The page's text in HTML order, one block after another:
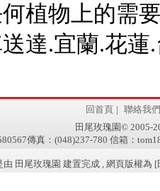
植物上的需
達.宜蘭.花蓮
回首頁 | 聯絡我們
田尾玫瑰園© 2005-
傳真：(048)237-780 信箱：
由 田尾玫瑰園 建置完成 , 網頁版權為